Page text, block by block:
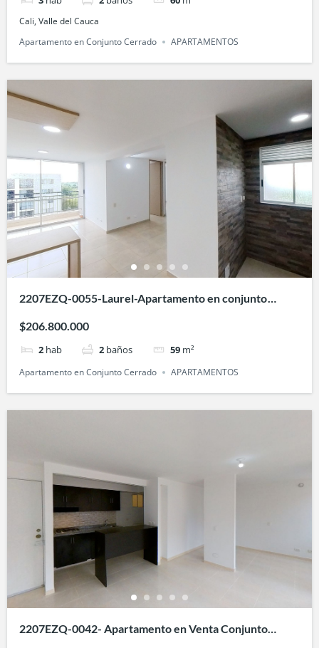
Cali, Valle del Cauca
Apartamento en Conjunto Cerrado
APARTAMENTOS
2207EZQ-0055-Laurel-Apartamento en conjunto
$206.800.000
2 hab 2 baños 59 m²
Apartamento en Conjunto Cerrado APARTAMENTOS
2207EZQ-0042- Apartamento en Venta Conjunto